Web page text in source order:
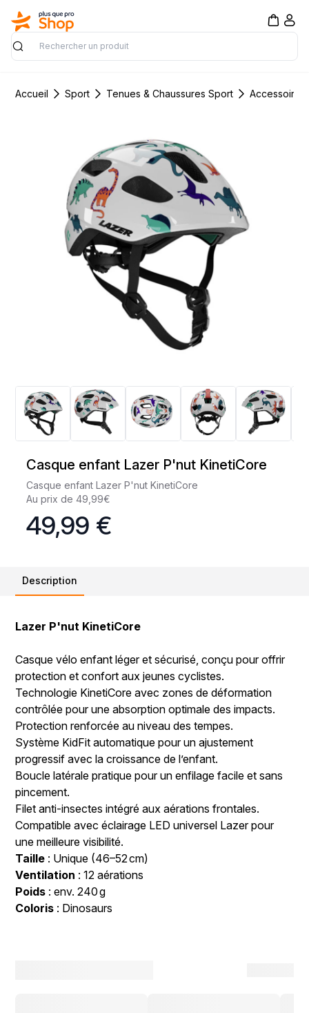
Rechercher
Accueil Sport Tenues & Chaussures Sport Accessoires
Casque enfant Lazer P'nut KinetiCore
Casque enfant Lazer P'nut KinetiCore
Au prix de 49,99€
49,99 €
Description
Lazer P'nut KinetiCore
Casque vélo enfant léger et sécurisé, conçu pour offrir
protection et confort aux jeunes cyclistes.
Technologie KinetiCore avec zones de déformation
contrôlée pour une absorption optimale des impacts.
Protection renforcée au niveau des tempes.
Système KidFit automatique pour un ajustement
progressif avec la croissance de l’enfant.
Boucle latérale pratique pour un enfilage facile et sans
pincement.
Filet anti-insectes intégré aux aérations frontales.
Compatible avec éclairage LED universel Lazer pour
une meilleure visibilité.
Taille : Unique (46–52 cm)
Ventilation : 12 aérations
Poids : env. 240 g
Coloris : Dinosaurs